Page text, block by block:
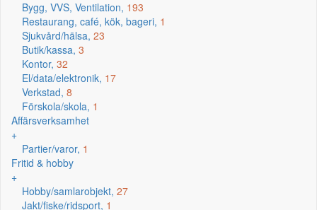
Bygg, VVS, Ventilation, 193
Restaurang, café, kök, bageri, 1
Sjukvård/hälsa, 23
Butik/kassa, 3
Kontor, 32
El/data/elektronik, 17
Verkstad, 8
Förskola/skola, 1
Affärsverksamhet
+
Partier/varor, 1
Fritid & hobby
+
Hobby/samlarobjekt, 27
Jakt/fiske/ridsport, 1